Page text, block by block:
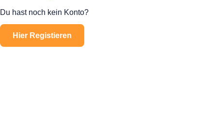
Du hast noch kein Konto?
Hier Registieren